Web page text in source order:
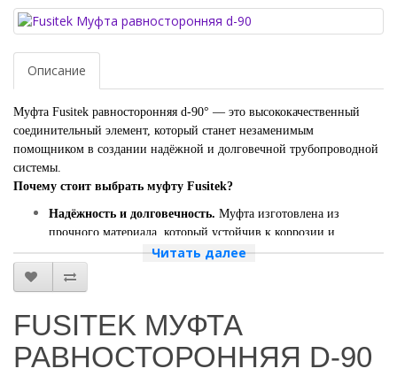
Описание
Муфта Fusitek равносторонняя d-90° — это высококачественный
соединительный элемент, который станет незаменимым
помощником в создании надёжной и долговечной трубопроводной
системы.
Почему стоит выбрать муфту Fusitek?
Надёжность и долговечность. Муфта изготовлена из
прочного материала, который устойчив к коррозии и
механическим повреждениям. Это гарантирует долгий срок
службы и надёжную работу системы.
Простота монтажа.
навыков или инструментов. Это позволяет сэкономить время
и силы при монтаже трубопровода.
Универсальность.
Муфта Fusitek подходит для
Читать далее
FUSITEK МУФТА
РАВНОСТОРОННЯЯ D-90